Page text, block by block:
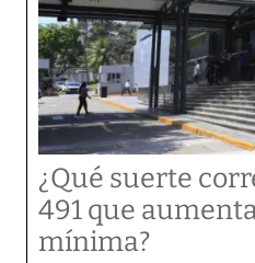
¿Qué suerte
491 que
mínima?